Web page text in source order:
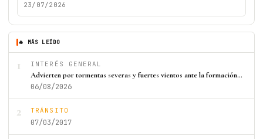
23/07/2026
🔥 MÁS LEÍDO
1 INTERÉS GENERAL
Advierten por tormentas severas y fuertes vientos ante la formación…
06/08/2026
2 TRÁNSITO
07/03/2017